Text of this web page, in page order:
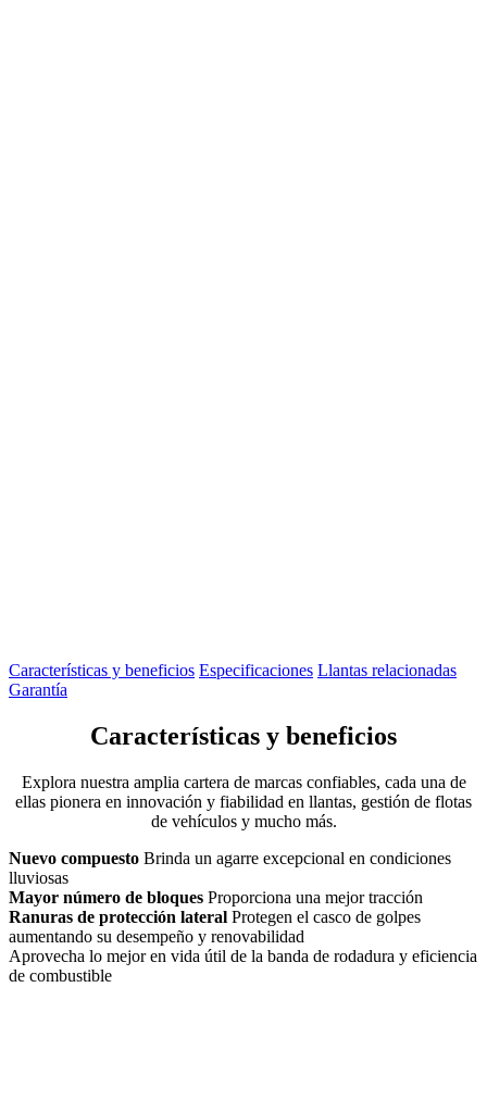
Características y beneficios Especificaciones Llantas relacionadas
Garantía
Características y beneficios
Explora nuestra amplia cartera de marcas confiables, cada una de
ellas pionera en innovación y fiabilidad en llantas, gestión de flotas
de vehículos y mucho más.
Nuevo compuesto Brinda un agarre excepcional en condiciones
lluviosas
Mayor número de bloques Proporciona una mejor tracción
Ranuras de protección lateral Protegen el casco de golpes
aumentando su desempeño y renovabilidad
Aprovecha lo mejor en vida útil de la banda de rodadura y eficiencia
de combustible